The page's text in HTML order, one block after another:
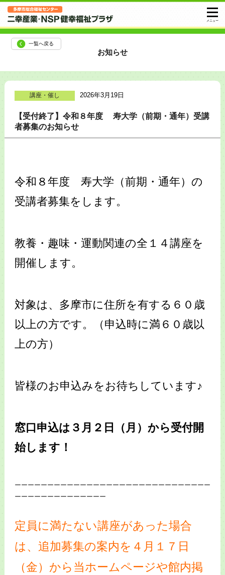
一覧へ戻る
お知らせ
講座・催し 2026年3月19日
【受付終了】令和８年度 寿大学（前期・通年）受講
者募集のお知らせ
令和８年度 寿大学（前期・通年）の
受講者募集をします。
教養・趣味・運動関連の全１４講座を
開催します。
対象は、多摩市に住所を有する６０歳
以上の方です。（申込時に満６０歳以
上の方）
皆様のお申込みをお待ちしています♪
窓口申込は３月２日（月）から受付開
始します！
ーーーーーーーーーーーーーーーーーーーーーーーーーーーーーー
ーーーーーーーーーーーーーー
定員に満たない講座があった場合
は、追加募集の案内を４月１７日
（金）から当ホームページや館内掲